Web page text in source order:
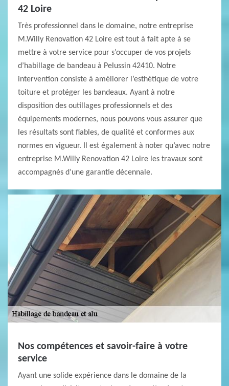
42 Loire
Très professionnel dans le domaine, notre entreprise
M.Willy Renovation 42 Loire est tout à fait apte à se
mettre à votre service pour s’occuper de vos projets
d’habillage de bandeau à Pelussin 42410. Notre
intervention consiste à améliorer l’esthétique de votre
toiture et protéger les bandeaux. Ayant à notre
disposition des outillages professionnels et des
équipements modernes, nous pouvons vous assurer que
les résultats sont fiables, de qualité et conformes aux
normes en vigueur. Il est également à noter qu’avec notre
entreprise M.Willy Renovation 42 Loire les travaux sont
accompagnés d’une garantie décennale.
Nos compétences et savoir-faire à votre
service
Ayant une solide expérience dans le domaine de la